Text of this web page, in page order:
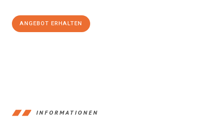
ANGEBOT ERHALTEN
INFORMATIONEN